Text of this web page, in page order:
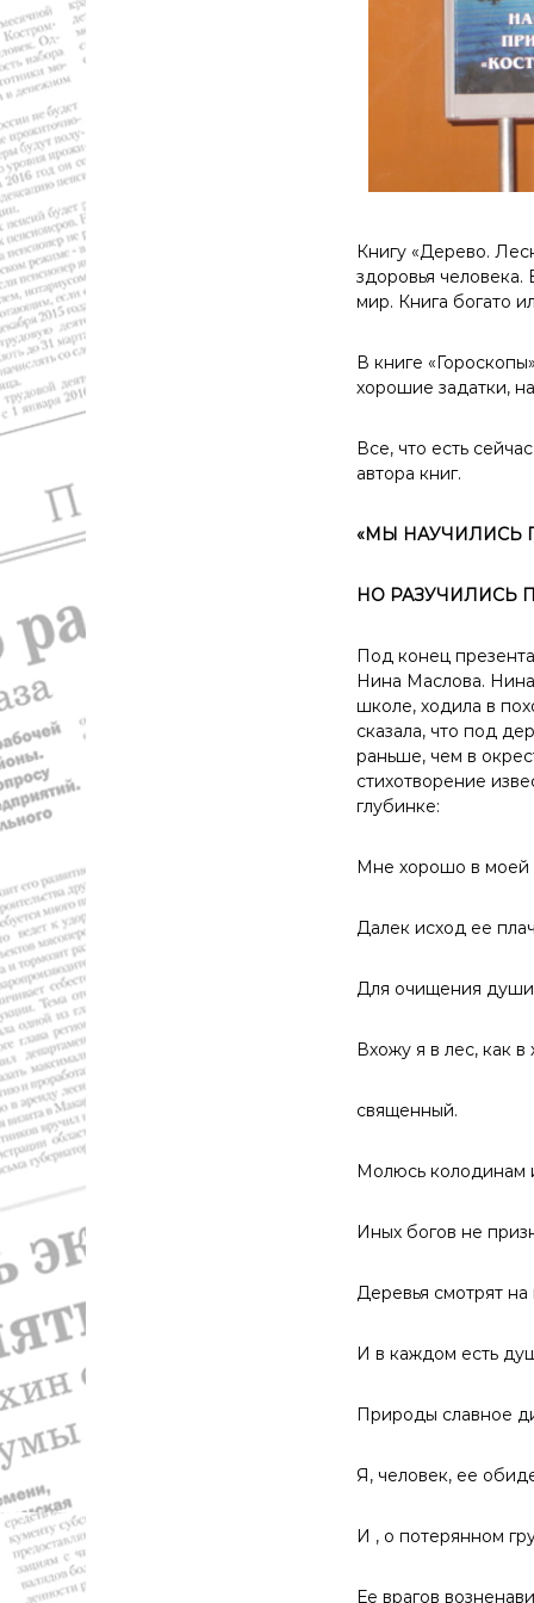
Книгу «Дерево.
здоровья человека.
мир. Книга богато
В книге
хорошие задатки,
Все, что есть
автора книг.
«МЫ НАУЧИЛИСЬ
НО РАЗУЧИЛИСЬ
Под конец
Нина Маслова. Нина
школе, ходила в
сказала, что под
раньше, чем в
стихотворение
глубинке:
Мне хорошо в моей
Далек исход ее
Для очищения души
Вхожу я в лес, как в
священный.
Молюсь колодинам
Иных богов не
Деревья смотрят на
И в каждом есть
Природы славное
Я, человек, ее
И , о потерянном
Ее врагов